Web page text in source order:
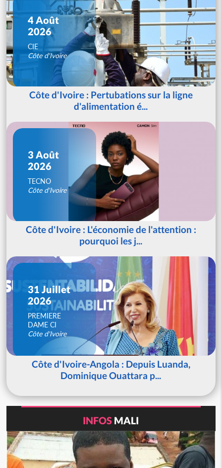
4 Août
2026
CIE
Côte d'Ivoire
Côte d'Ivoire : Pertubations sur la ligne
d'alimentation é...
3 Août
2026
TECNO
Côte d'Ivoire
Côte d'Ivoire : L'économie de l'attention :
pourquoi les j...
31 Juillet
2026
PREMIERE
DAME CI
Côte d'Ivoire
Côte d'Ivoire-Angola : Depuis Luanda,
Dominique Ouattara p...
INFOS MALI